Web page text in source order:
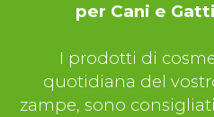
per Cani e
I prodotti di
quotidiana del
zampe, sono